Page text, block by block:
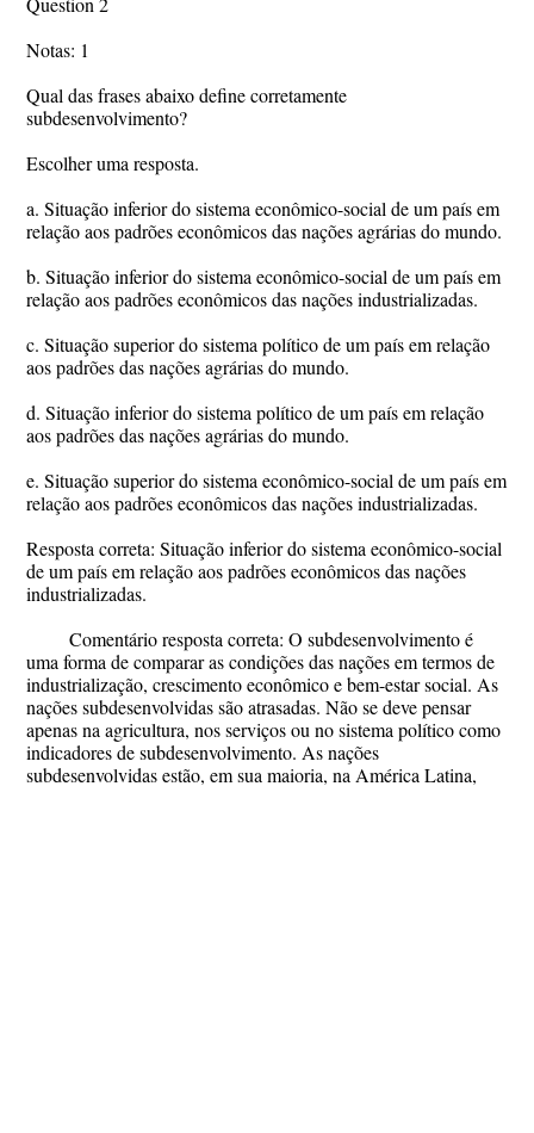
Notas: 1
Qual das frases abaixo define corretamente
subdesenvolvimento?
Escolher uma resposta.
a. Situação inferior do sistema econômico-social de um país em
relação aos padrões econômicos das nações agrárias do mundo.
b. Situação inferior do sistema econômico-social de um país em
relação aos padrões econômicos das nações industrializadas.
c. Situação superior do sistema político de um país em relação
aos padrões das nações agrárias do mundo.
d. Situação inferior do sistema político de um país em relação
aos padrões das nações agrárias do mundo.
e. Situação superior do sistema econômico-social de um país em
relação aos padrões econômicos das nações industrializadas.
Resposta correta: Situação inferior do sistema econômico-social
de um país em relação aos padrões econômicos das nações
industrializadas.
Comentário resposta correta: O subdesenvolvimento é
uma forma de comparar as condições das nações em termos de
industrialização, crescimento econômico e bem-estar social. As
nações subdesenvolvidas são atrasadas. Não se deve pensar
apenas na agricultura, nos serviços ou no sistema político como
indicadores de subdesenvolvimento. As nações
subdesenvolvidas estão, em sua maioria, na América Latina,